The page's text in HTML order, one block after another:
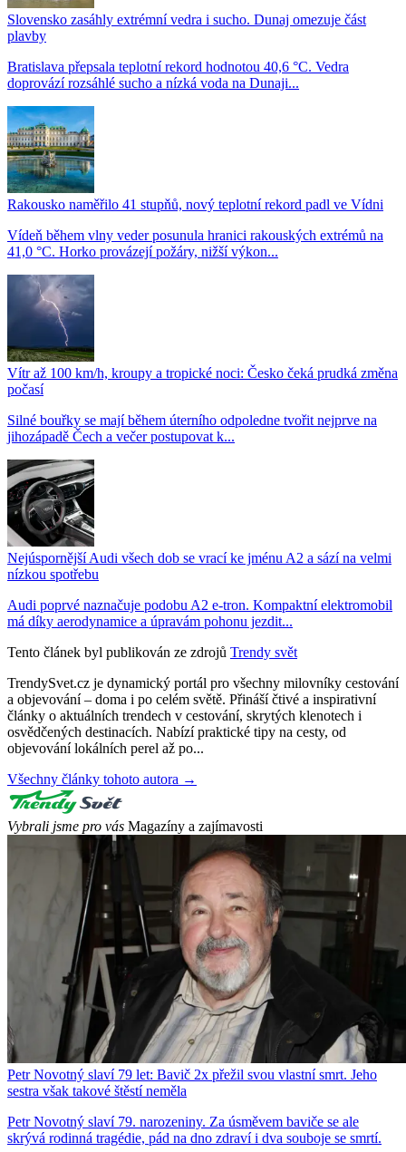
Slovensko zasáhly extrémní vedra i sucho. Dunaj omezuje část
plavby
Bratislava přepsala teplotní rekord hodnotou 40,6 °C. Vedra
doprovází rozsáhlé sucho a nízká voda na Dunaji...
Rakousko naměřilo 41 stupňů, nový teplotní rekord padl ve Vídni
Vídeň během vlny veder posunula hranici rakouských extrémů na
41,0 °C. Horko provázejí požáry, nižší výkon...
Vítr až 100 km/h, kroupy a tropické noci: Česko čeká prudká změna
počasí
Silné bouřky se mají během úterního odpoledne tvořit nejprve na
jihozápadě Čech a večer postupovat k...
Nejúspornější Audi všech dob se vrací ke jménu A2 a sází na velmi
nízkou spotřebu
Audi poprvé naznačuje podobu A2 e-tron. Kompaktní elektromobil
má díky aerodynamice a úpravám pohonu jezdit...
Tento článek byl publikován ze zdrojů Trendy svět
TrendySvet.cz je dynamický portál pro všechny milovníky cestování
a objevování – doma i po celém světě. Přináší čtivé a inspirativní
články o aktuálních trendech v cestování, skrytých klenotech i
osvědčených destinacích. Nabízí praktické tipy na cesty, od
objevování lokálních perel až po...
Všechny články tohoto autora →
Vybrali jsme pro vás Magazíny a zajímavosti
Petr Novotný slaví 79 let: Bavič 2x přežil svou vlastní smrt. Jeho
sestra však takové štěstí neměla
Petr Novotný slaví 79. narozeniny. Za úsměvem baviče se ale
skrývá rodinná tragédie, pád na dno zdraví i dva souboje se smrtí.